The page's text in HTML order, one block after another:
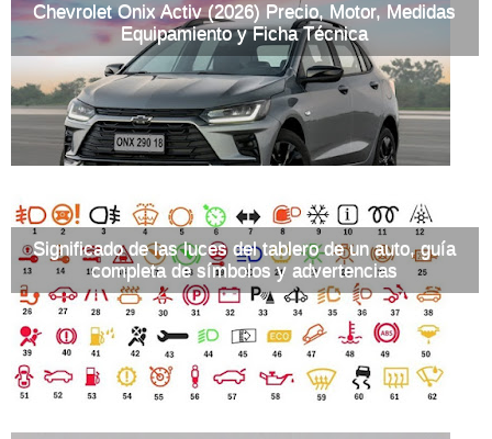
Chevrolet Onix Activ (2026) Precio, Motor, Medidas
Equipamiento y Ficha Técnica
Significado de las luces del tablero de un auto, guía
completa de símbolos y advertencias